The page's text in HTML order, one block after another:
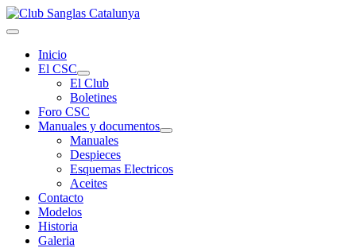
Inicio
El CSC
El Club
Boletines
Foro CSC
Manuales y documentos
Manuales
Despieces
Esquemas Electricos
Aceites
Contacto
Modelos
Historia
Galeria